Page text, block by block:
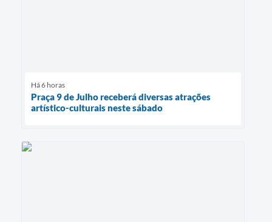
Há 6 horas
Praça 9 de Julho receberá diversas atrações
artístico-culturais neste sábado